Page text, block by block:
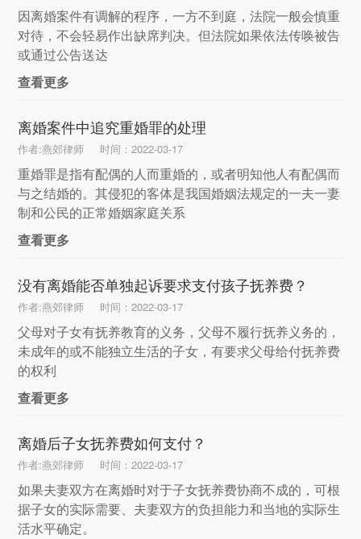
因离婚案件有调解的程序，一方不到庭，法院一般会慎重
对待，不会轻易作出缺席判决。但法院如果依法传唤被告
或通过公告送达
查看更多
离婚案件中追究重婚罪的处理
作者:燕郊律师 时间：2022-03-17
重婚罪是指有配偶的人而重婚的，或者明知他人有配偶而
与之结婚的。其侵犯的客体是我国婚姻法规定的一夫一妻
制和公民的正常婚姻家庭关系
查看更多
没有离婚能否单独起诉要求支付孩子抚养费？
作者:燕郊律师 时间：2022-03-17
父母对子女有抚养教育的义务，父母不履行抚养义务的，
未成年的或不能独立生活的子女，有要求父母给付抚养费
的权利
查看更多
离婚后子女抚养费如何支付？
作者:燕郊律师 时间：2022-03-17
如果夫妻双方在离婚时对于子女抚养费协商不成的，可根
据子女的实际需要、夫妻双方的负担能力和当地的实际生
活水平确定。